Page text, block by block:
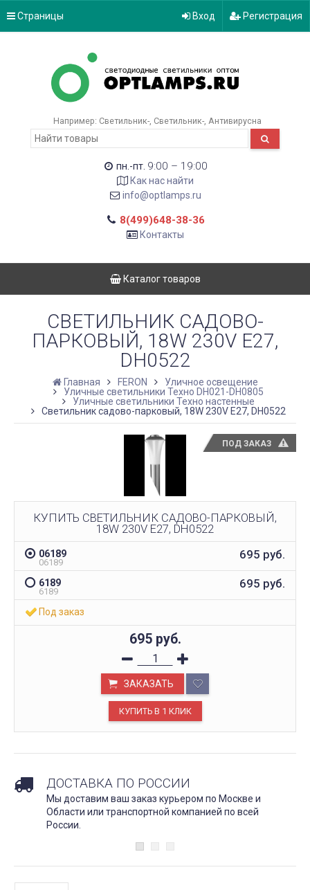
Страницы Вход Регистрация
Например: Светильник- Светильник- Антивирусна
пн.-пт. 9:00 – 19:00
Как нас найти
info@optlamps.ru
8(499)648-38-36
Контакты
Каталог товаров
СВЕТИЛЬНИК САДОВО-
ПАРКОВЫЙ, 18W 230V E27,
DH0522
Главная FERON
Уличное освещение
Уличные светильники Техно DH021-DH0805
Уличные светильники Техно настенные
Светильник садово-парковый, 18W 230V E27, DH0522
ПОД ЗАКАЗ
КУПИТЬ СВЕТИЛЬНИК САДОВО-ПАРКОВЫЙ,
18W 230V E27, DH0522
06189
06189
695 руб.
6189
6189
695 руб.
Под заказ
695 руб.
ЗАКАЗАТЬ
ДОСТАВКА ПО РОССИИ
Мы доставим ваш заказ курьером по Москве и
Области или транспортной компанией по всей
России.